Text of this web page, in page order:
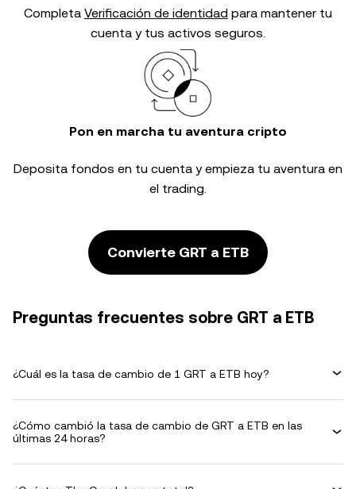
Completa Verificación de identidad para mantener tu
cuenta y tus activos seguros.
Pon en marcha tu aventura cripto
Deposita fondos en tu cuenta y empieza tu aventura en
el trading.
Convierte GRT a ETB
Preguntas frecuentes sobre GRT a ETB
¿Cuál es la tasa de cambio de 1 GRT a ETB hoy?
¿Cómo cambió la tasa de cambio de GRT a ETB en las
últimas 24 horas?